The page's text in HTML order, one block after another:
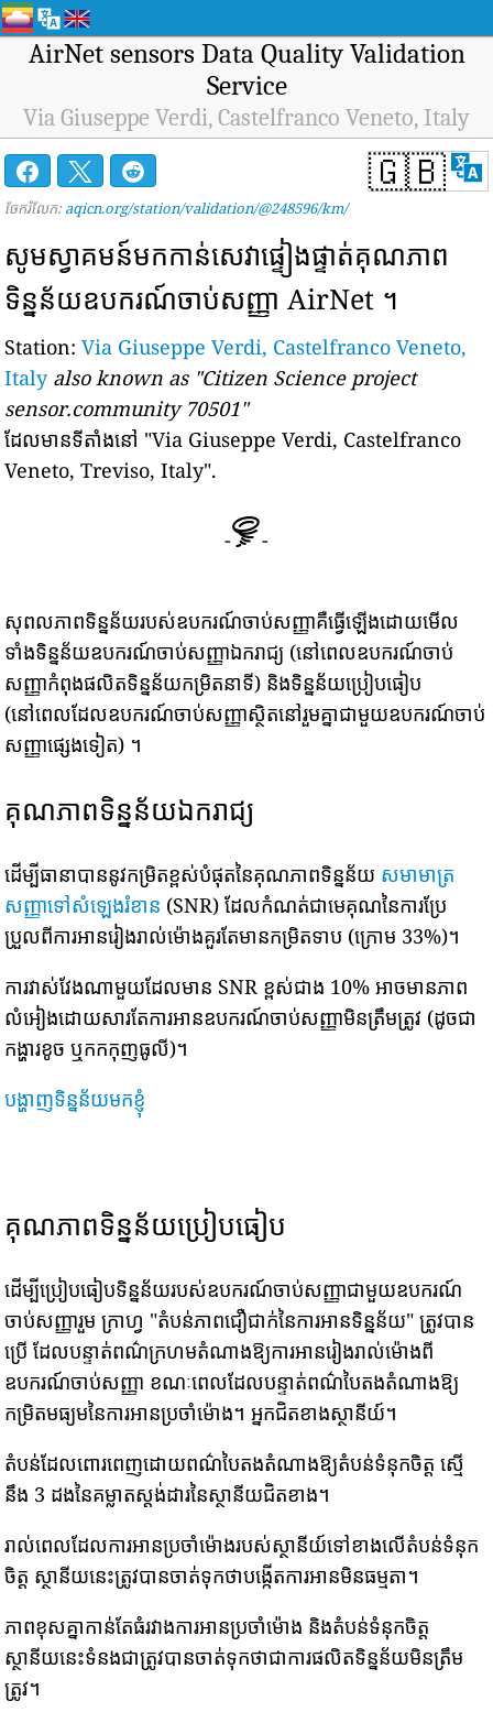
AirNet sensors Data Quality Validation
Service
Via Giuseppe Verdi, Castelfranco Veneto, Italy
🇬🇧
ចែករំលែក: aqicn.org/station/validation/@248596/km/
សូមស្វាគមន៍មកកាន់សេវាផ្ទៀងផ្ទាត់គុណភាព
ទិន្នន័យឧបករណ៍ចាប់សញ្ញា AirNet ។
Station:Via Giuseppe Verdi, Castelfranco Veneto,
Italy also known as "Citizen Science project
sensor.community 70501"
ដែលមានទីតាំងនៅ "Via Giuseppe Verdi, Castelfranco
Veneto, Treviso, Italy".
- -
សុពលភាពទិន្នន័យរបស់ឧបករណ៍ចាប់សញ្ញាគឺធ្វើឡើងដោយមើល
ទាំងទិន្នន័យឧបករណ៍ចាប់សញ្ញាឯករាជ្យ (នៅពេលឧបករណ៍ចាប់
សញ្ញាកំពុងផលិតទិន្នន័យកម្រិតនាទី) និងទិន្នន័យប្រៀបធៀប
(នៅពេលដែលឧបករណ៍ចាប់សញ្ញាស្ថិតនៅរួមគ្នាជាមួយឧបករណ៍ចាប់
សញ្ញាផ្សេងទៀត) ។
គុណភាពទិន្នន័យឯករាជ្យ
ដើម្បីធានាបាននូវកម្រិតខ្ពស់បំផុតនៃគុណភាពទិន្នន័យ សមាមាត្រ
សញ្ញាទៅសំឡេងរំខាន (SNR) ដែលកំណត់ជាមេគុណនៃការប្រែ
ប្រួលពីការអានរៀងរាល់ម៉ោងគួរតែមានកម្រិតទាប (ក្រោម 33%)។
ការវាស់វែងណាមួយដែលមាន SNR ខ្ពស់ជាង 10% អាចមានភាព
លំអៀងដោយសារតែការអានឧបករណ៍ចាប់សញ្ញាមិនត្រឹមត្រូវ (ដូចជា
កង្ហារខូច ឬកកកុញធូលី)។
បង្ហាញទិន្នន័យមកខ្ញុំ
គុណភាពទិន្នន័យប្រៀបធៀប
ដើម្បីប្រៀបធៀបទិន្នន័យរបស់ឧបករណ៍ចាប់សញ្ញាជាមួយឧបករណ៍
ចាប់សញ្ញារួម ក្រាហ្វ "តំបន់ភាពជឿជាក់នៃការអានទិន្នន័យ" ត្រូវបាន
ប្រើ ដែលបន្ទាត់ពណ៌ក្រហមតំណាងឱ្យការអានរៀងរាល់ម៉ោងពី
ឧបករណ៍ចាប់សញ្ញា ខណៈពេលដែលបន្ទាត់ពណ៌បៃតងតំណាងឱ្យ
កម្រិតមធ្យមនៃការអានប្រចាំម៉ោង។ អ្នកជិតខាងស្ថានីយ៍។
តំបន់ដែលពោរពេញដោយពណ៌បៃតងតំណាងឱ្យតំបន់ទំនុកចិត្ត ស្មើ
នឹង 3 ដងនៃគម្លាតស្តង់ដារនៃស្ថានីយជិតខាង។
រាល់ពេលដែលការអានប្រចាំម៉ោងរបស់ស្ថានីយ៍ទៅខាងលើតំបន់ទំនុក
ចិត្ត ស្ថានីយនេះត្រូវបានចាត់ទុកថាបង្កើតការអានមិនធម្មតា។
ភាពខុសគ្នាកាន់តែធំរវាងការអានប្រចាំម៉ោង និងតំបន់ទំនុកចិត្ត
ស្ថានីយនេះទំនងជាត្រូវបានចាត់ទុកថាជាការផលិតទិន្នន័យមិនត្រឹម
ត្រូវ។